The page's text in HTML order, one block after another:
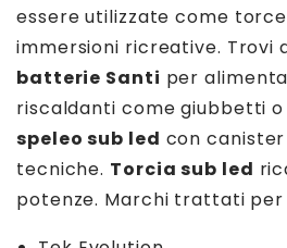
essere utilizzate come
immersioni ricreative. Trovi
batterie Santi per
riscaldanti come giubbetti
speleo sub led con
tecniche. Torcia sub led
potenze. Marchi trattati per